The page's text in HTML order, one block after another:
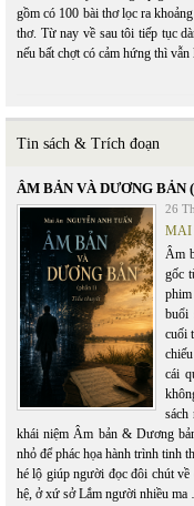
gồm có 100 bài thơ lọc ra
thơ. Từ nay về sau tôi tiếp tục
nếu bất chợt có cảm hứng thì
Tin sách & Trích đoạn
ÂM BẢN VÀ DƯƠNG BẢN
26
MAI
Âm
gốc
phim
buổi
cuối
cái
sách
khái niệm Âm bản & Dương
nhỏ để phác họa hành trình tinh
hé lộ giúp người đọc đôi chút
hệ, ở xứ sở Lắm người nhiều